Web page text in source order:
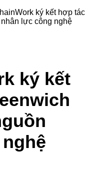
ký kết hợp tác
lực công nghệ
ký kết